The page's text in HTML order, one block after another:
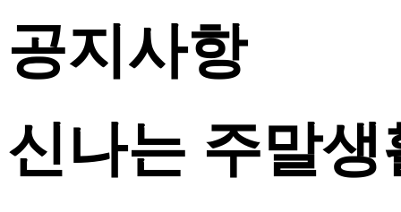
공지사항
신나는 주말